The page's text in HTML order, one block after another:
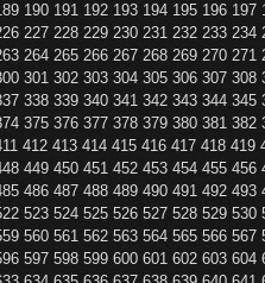
190 191 192 193 194 195 196 197
227 228 229 230 231 232 233 234
264 265 266 267 268 269 270 271
301 302 303 304 305 306 307 308
338 339 340 341 342 343 344 345
375 376 377 378 379 380 381 382
412 413 414 415 416 417 418 419
449 450 451 452 453 454 455 456
486 487 488 489 490 491 492 493
523 524 525 526 527 528 529 530
560 561 562 563 564 565 566 567
597 598 599 600 601 602 603 604